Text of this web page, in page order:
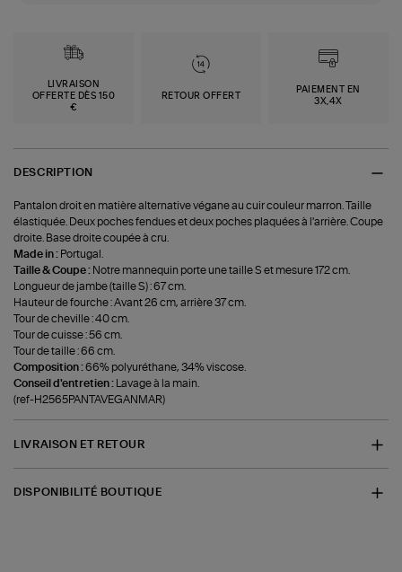
LIVRAISON
OFFERTE DÈS 150
€
RETOUR OFFERT
PAIEMENT EN
3X,4X
DESCRIPTION
Pantalon droit en matière alternative végane au cuir couleur marron. Taille
élastiquée. Deux poches fendues et deux poches plaquées à l'arrière. Coupe
droite. Base droite coupée à cru.
Made in : Portugal.
Taille & Coupe : Notre mannequin porte une taille S et mesure 172 cm.
Longueur de jambe (taille S) : 67 cm.
Hauteur de fourche : Avant 26 cm, arrière 37 cm.
Tour de cheville : 40 cm.
Tour de cuisse : 56 cm.
Tour de taille : 66 cm.
Composition :66% polyuréthane, 34% viscose.
Conseil d'entretien :
Lavage à la main.
(ref-H2565PANTAVEGANMAR)
LIVRAISON ET RETOUR
DISPONIBILITÉ BOUTIQUE